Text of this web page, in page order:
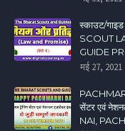
स्काउट/
SCOUT
GUIDE
मई 27, 2021
सेंटर एवं
NAI,